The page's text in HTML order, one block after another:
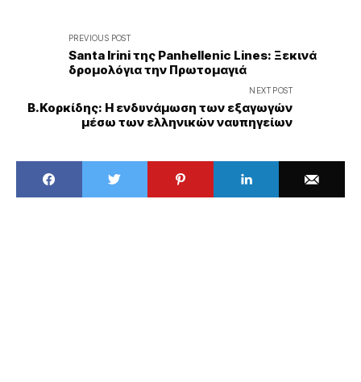
PREVIOUS POST
Santa Irini της Panhellenic Lines: Ξεκινά
δρομολόγια την Πρωτομαγιά
NEXT POST
Β.Κορκίδης: Η ενδυνάμωση των εξαγωγών
μέσω των ελληνικών ναυπηγείων